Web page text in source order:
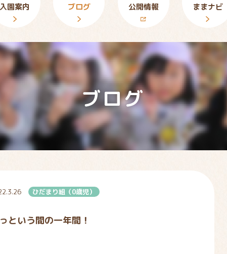
入園案内 ブログ 公開情報 ままナビ
ブログ
ひだまり組（0歳児）
という間の一年間！